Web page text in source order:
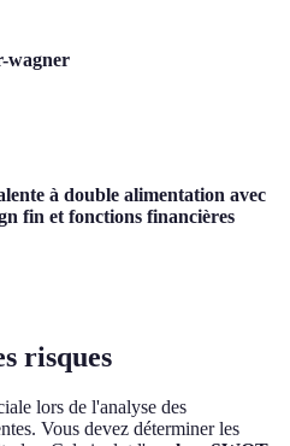
wagner
à double alimentation avec
fin et fonctions financières
risques
lors de l'analyse des
Vous devez déterminer les